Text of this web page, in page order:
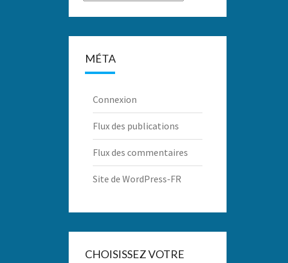
MÉTA
Connexion
Flux des publications
Flux des commentaires
Site de WordPress-FR
CHOISISSEZ VOTRE